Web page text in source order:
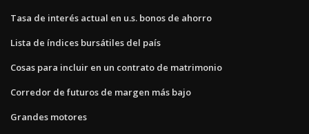
Tasa de interés actual en u.s. bonos de ahorro
Lista de índices bursátiles del país
Cosas para incluir en un contrato de matrimonio
Corredor de futuros de margen más bajo
Grandes motores